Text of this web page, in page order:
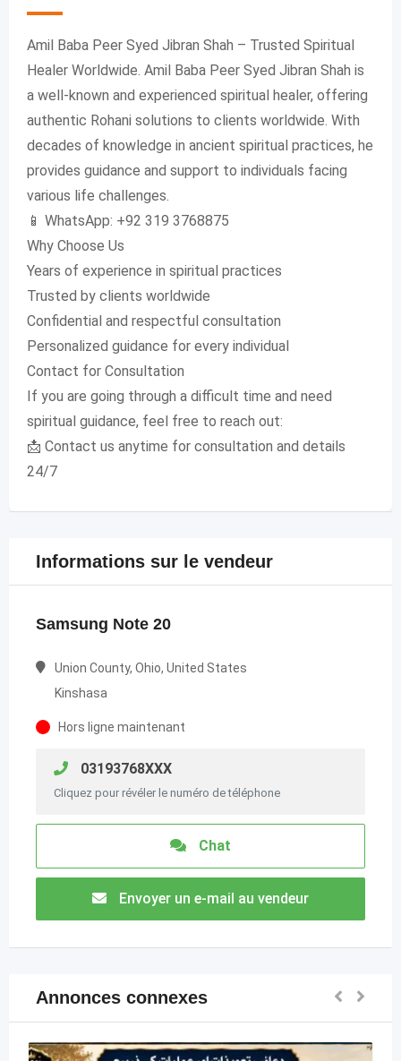
Amil Baba Peer Syed Jibran Shah – Trusted Spiritual
Healer Worldwide. Amil Baba Peer Syed Jibran Shah is
a well-known and experienced spiritual healer, offering
authentic Rohani solutions to clients worldwide. With
decades of knowledge in ancient spiritual practices, he
provides guidance and support to individuals facing
various life challenges.
📱 WhatsApp: +92 319 3768875
Why Choose Us
Years of experience in spiritual practices
Trusted by clients worldwide
Confidential and respectful consultation
Personalized guidance for every individual
Contact for Consultation
If you are going through a difficult time and need
spiritual guidance, feel free to reach out:
📩 Contact us anytime for consultation and details
24/7
Informations sur le vendeur
Samsung Note 20
Union County, Ohio, United States
Kinshasa
Hors ligne maintenant
03193768XXX
Cliquez pour révéler le numéro de téléphone
Chat
Envoyer un e-mail au vendeur
Annonces connexes